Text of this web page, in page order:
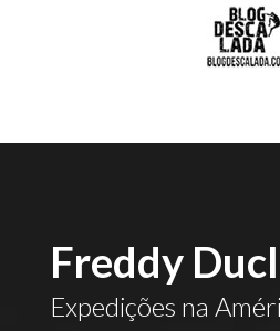
Freddy
Expedições na